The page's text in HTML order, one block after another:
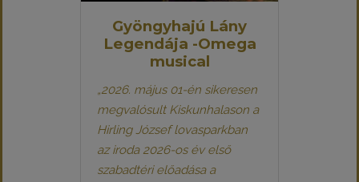
Gyöngyhajú Lány
Legendája -Omega
musical
„2026. május 01-én sikeresen
megvalósult Kiskunhalason a
Hirling József lovasparkban
az iroda 2026-os év első
szabadtéri előadása a